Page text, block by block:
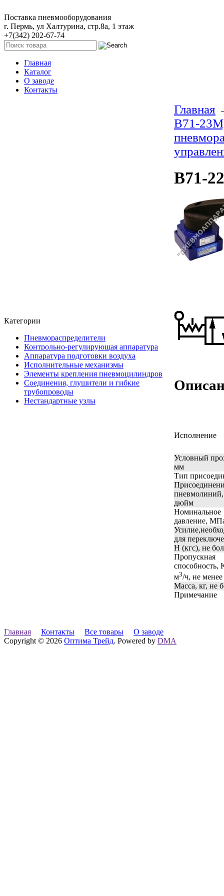
Поставка пневмооборудования
г. Пермь, ул Халтурина, стр.8а, 1 этаж
+7(342) 202-67-74
Главная
Каталог
О заводе
Контакты
Категории
Пневмораспределители
Контрольно-регулирующая аппаратура
Аппаратура подготовки воздуха
Исполнительные механизмы
Элементы крепления пневмоцилиндров
Соединения, глушители и гибкие
трубопроводы
Нестандартные узлы
Главная
В71-
В71-
Исполнение
Условный
мм
Тип
пневмолиний,
дюйм
Номинальное
давление,
для
H (кгс), не
Пропускная
способность,
м3/ч, не менее
Масса, кг, не
Примечание
Главная Контакты Все товары
О заводе
Copyright © 2026 Оптима Трейд. Powered by DMA